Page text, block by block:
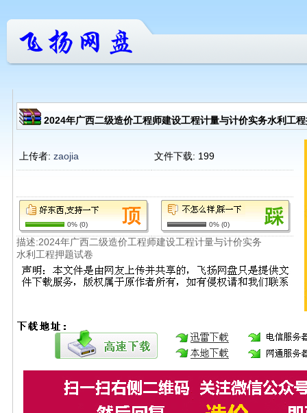
2024年广西二级造价工程师建设工程计量与计价实务水利工
上传者: zaojia 文件下载: 199
0% (0) 0% (0)
描述:2024年广西二级造价工程师建设工程计量与计价实务
水利工程押题试卷